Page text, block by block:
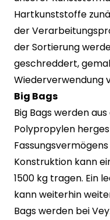
Hartkunststoffe
der
der Sortierung
geschreddert,
Wiederverwendung
Big Bags
Big Bags werden
Polypropylen
Konstruktion kann
1500 kg tragen. Ein
kann weiterhin
Bags werden bei